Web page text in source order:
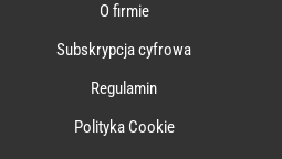
O firmie
Subskrypcja cyfrowa
Regulamin
Polityka Cookie